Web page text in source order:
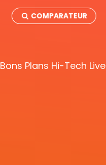
COMPARATEUR
Bons Plans Hi-Tech Live